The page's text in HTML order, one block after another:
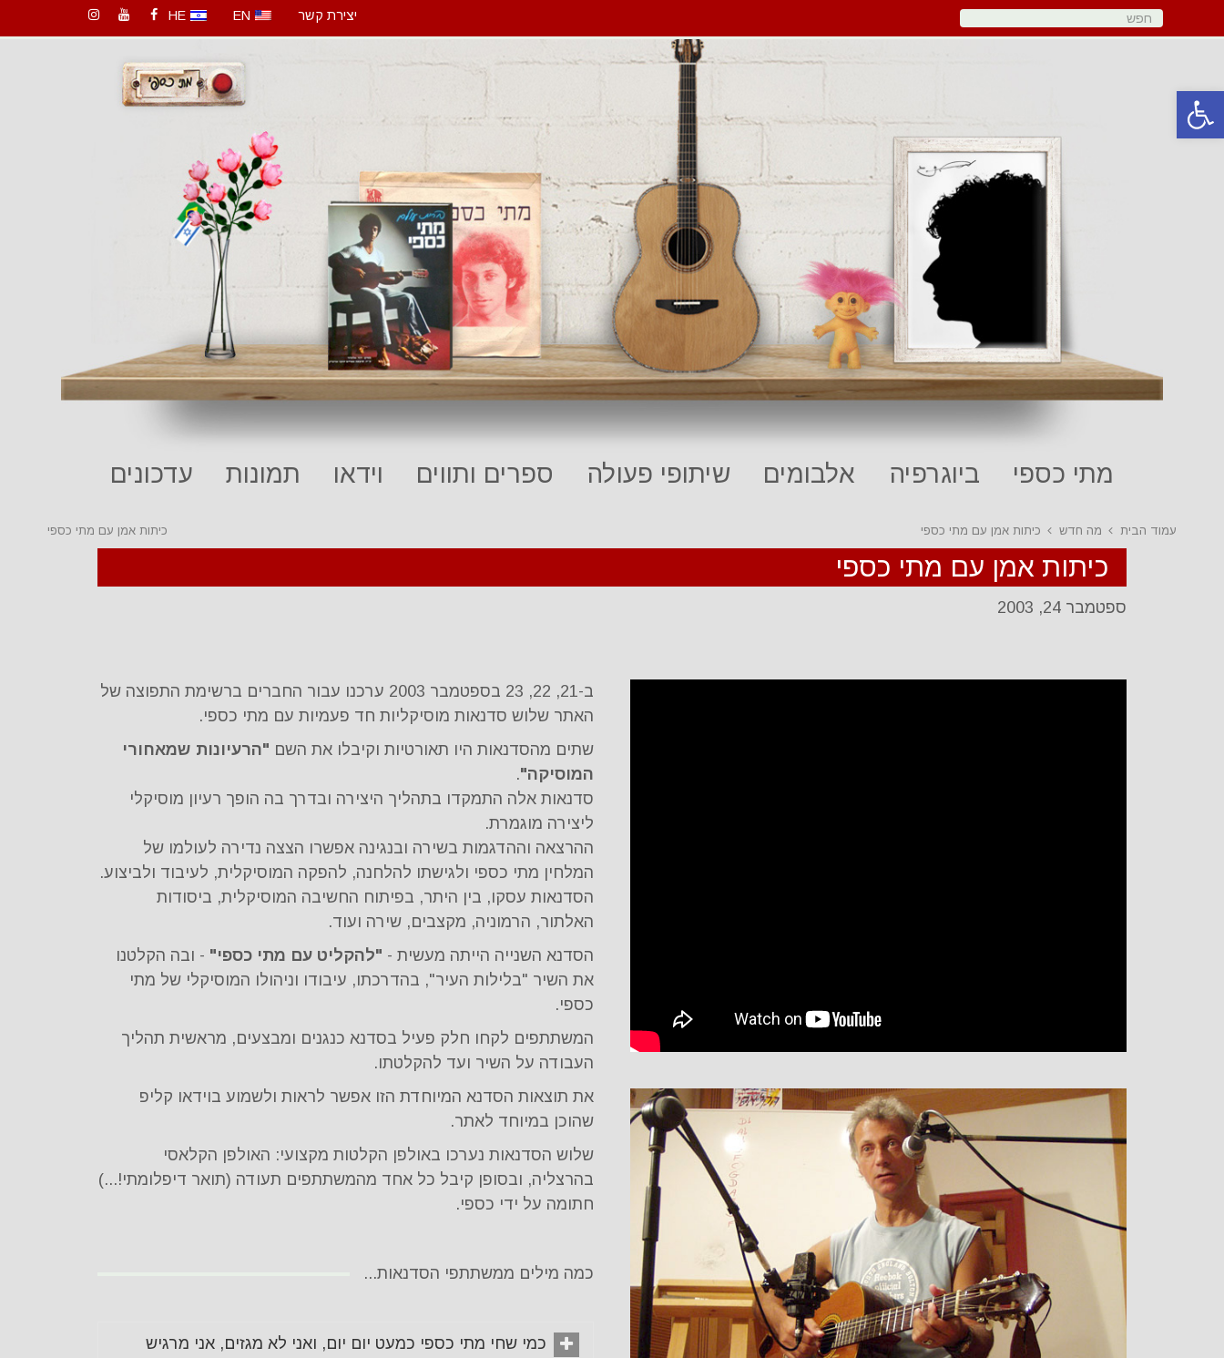
פתח סרגל נגישות
יצירת קשר EN
HE
מתי כספי ביוגרפיה אלבומים שיתופי פעולה ספרים ותווים וידאו תמונות עדכונים
עמוד הבית מה חדש כיתות אמן עם מתי כספי כיתות אמן עם מתי כספי
כיתות אמן עם מתי כספי
ספטמבר 24, 2003
ב-21, 22, 23 בספטמבר 2003 ערכנו עבור החברים ברשימת התפוצה של
האתר שלוש סדנאות מוסיקליות חד פעמיות עם מתי כספי.
שתים מהסדנאות היו תאורטיות וקיבלו את השם "הרעיונות שמאחורי
המוסיקה".
סדנאות אלה התמקדו בתהליך היצירה ובדרך בה הופך רעיון מוסיקלי
ליצירה מוגמרת.
ההרצאה וההדגמות בשירה ובנגינה אפשרו הצצה נדירה לעולמו של
המלחין מתי כספי ולגישתו להלחנה, להפקה המוסיקלית, לעיבוד ולביצוע.
הסדנאות עסקו, בין היתר, בפיתוח החשיבה המוסיקלית, ביסודות
האלתור, הרמוניה, מקצבים, שירה ועוד.
הסדנא השנייה הייתה מעשית - "להקליט עם מתי כספי" - ובה הקלטנו
את השיר "בלילות העיר", בהדרכתו, עיבודו וניהולו המוסיקלי של מתי
כספי.
המשתתפים לקחו חלק פעיל בסדנא כנגנים ומבצעים, מראשית תהליך
העבודה על השיר ועד להקלטתו.
את תוצאות הסדנא המיוחדת הזו אפשר לראות ולשמוע בוידאו קליפ
שהוכן במיוחד לאתר.
שלוש הסדנאות נערכו באולפן הקלטות מקצועי: האולפן הקלאסי
בהרצליה, ובסופן קיבל כל אחד מהמשתתפים תעודה (תואר דיפלומתי!...)
חתומה על ידי כספי.
כמה מילים ממשתתפי הסדנאות...
כמי שחי מתי כספי כמעט יום יום, ואני לא מגזים, אני מרגיש